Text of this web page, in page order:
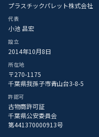
プラスチックパレット株式会社
代表
小池 昌宏
設立
2014年10月8日
所在地
〒270-1175
千葉県我孫子市青山台3-8-5
許認可
古物商許可証
千葉県公安委員会
第441370000913号